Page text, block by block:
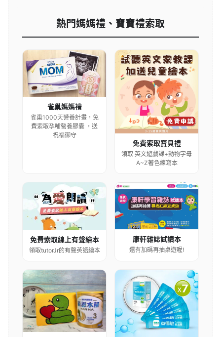
熱門媽媽禮、寶寶禮索取
雀巢媽媽禮
雀巢1000天營養計畫，免
費索取孕哺營養膠囊 ，送
祝福御守
免費索取寶貝禮
領取 英文遊戲課+動物字母
A~Z著色練寫本
免費索取線上有聲繪本
領取tutorJr的有聲英語繪本
康軒雜誌試讀本
還有加碼再抽桌遊喔!